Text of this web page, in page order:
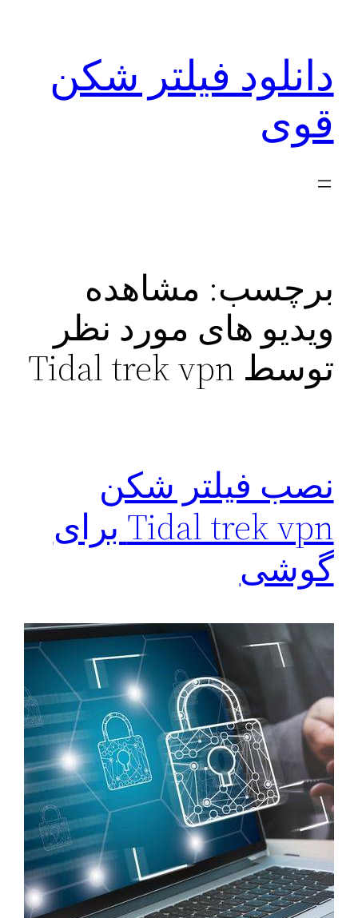
دانلود فیلتر شکن
قوی
برچسب: مشاهده
ویدیو های مورد نظر
توسط Tidal trek vpn
نصب فیلتر شکن
Tidal trek vpn برای
گوشی